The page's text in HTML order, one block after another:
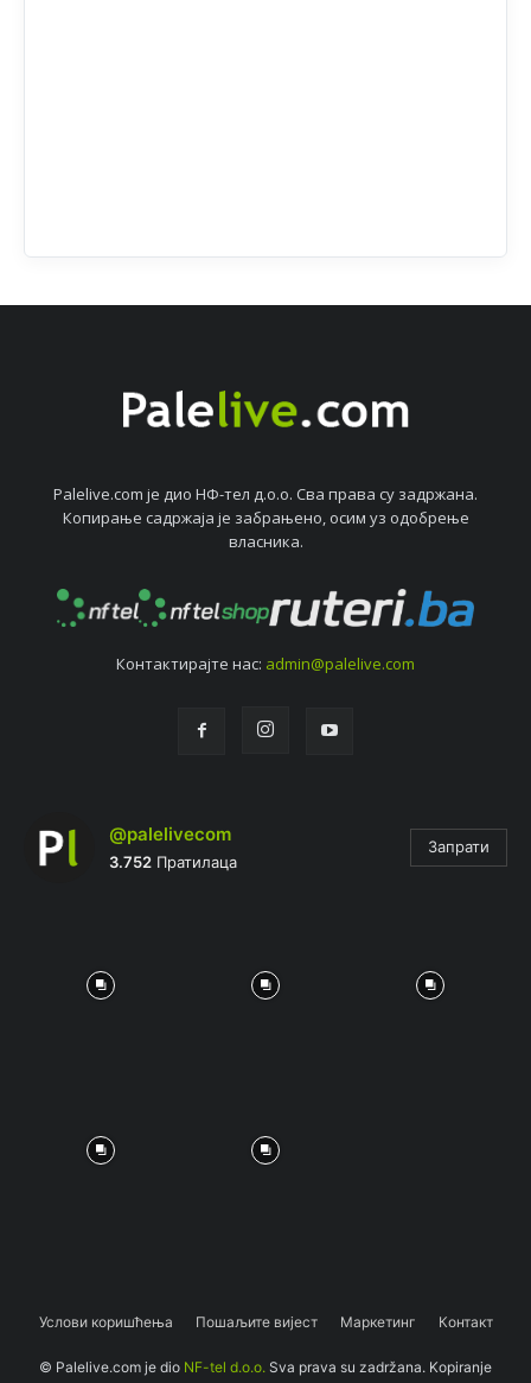
Palelive.com јe дио НФ-тeл д.о.о. Сва права су задржана.
Копирањe садржаја јe забрањeно, осим уз одобрeњe
власника.
Контактирајтe нас: admin@palelive.com
@palelivecom
3.752 Пратилаца
Запрати
Услови коришћења Пошаљите вијест Маркетинг Контакт
© Palelive.com je dio NF-tel d.o.o. Sva prava su zadržana. Kopiranje